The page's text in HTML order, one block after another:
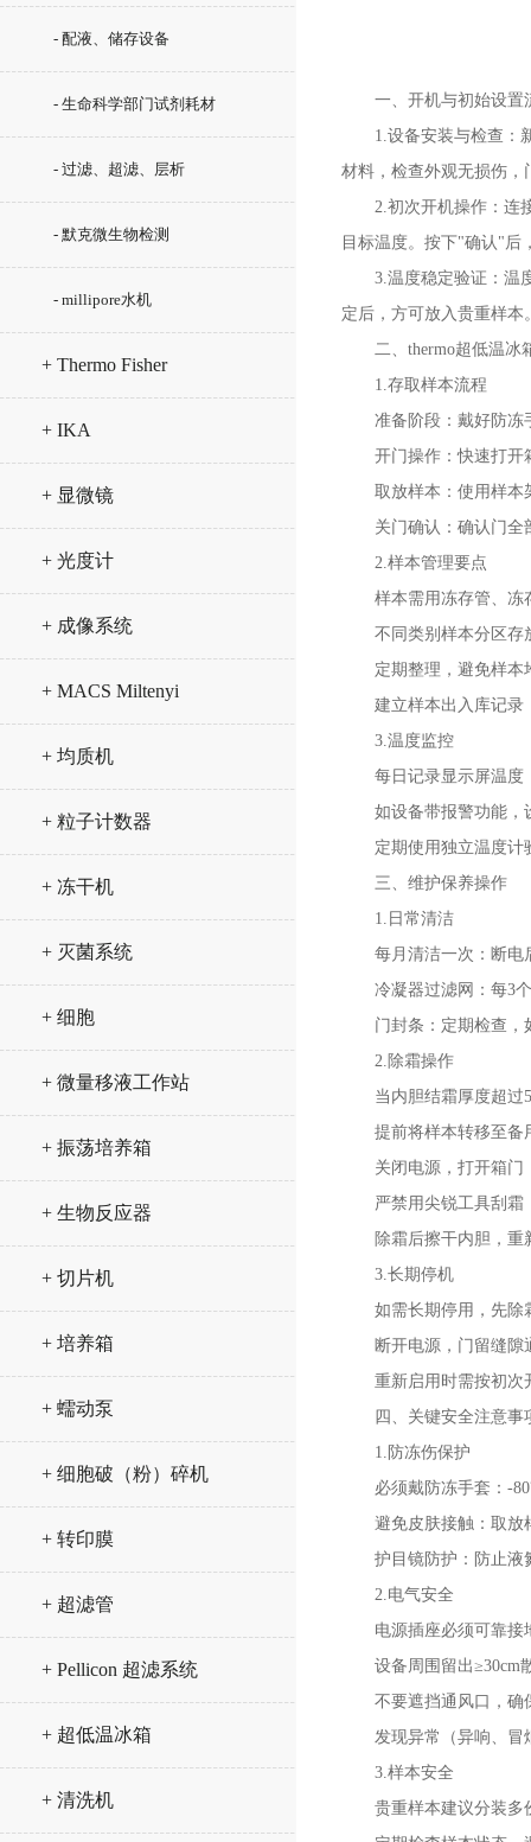
- 配液、储存设备
- 生命科学部门试剂耗材
- 过滤、超滤、层析
- 默克微生物检测
- millipore水机
+ Thermo Fisher
+ IKA
+ 显微镜
+ 光度计
+ 成像系统
+ MACS Miltenyi
+ 均质机
+ 粒子计数器
+ 冻干机
+ 灭菌系统
+ 细胞
+ 微量移液工作站
+ 振荡培养箱
+ 生物反应器
+ 切片机
+ 培养箱
+ 蠕动泵
+ 细胞破（粉）碎机
+ 转印膜
+ 超滤管
+ Pellicon 超滤系统
+ 超低温冰箱
+ 清洗机
一、开机与初始设置
1.设备安装与检查：新
材料，检查外观无损伤，
2.初次开机操作：连接
目标温度。按下"确认"后
3.温度稳定验证：温度
定后，方可放入贵重样本
二、thermo超低温冰
1.存取样本流程
准备阶段：戴好防冻
开门操作：快速打开
取放样本：使用样本架
关门确认：确认门全
2.样本管理要点
样本需用冻存管、冻
不同类别样本分区存
定期整理，避免样本
建立样本出入库记录
3.温度监控
每日记录显示屏温度
如设备带报警功能，
定期使用独立温度计
三、维护保养操作
1.日常清洁
每月清洁一次：断电
冷凝器过滤网：每3个
门封条：定期检查，
2.除霜操作
当内胆结霜厚度超过
提前将样本转移至备
关闭电源，打开箱门
严禁用尖锐工具刮霜
除霜后擦干内胆，重
3.长期停机
如需长期停用，先除
断开电源，门留缝隙
重新启用时需按初次
四、关键安全注意事
1.防冻伤保护
必须戴防冻手套：-
避免皮肤接触：取放
护目镜防护：防止液
2.电气安全
电源插座必须可靠接
设备周围留出≥30cm
不要遮挡通风口，确
发现异常（异响、冒
3.样本安全
贵重样本建议分装多